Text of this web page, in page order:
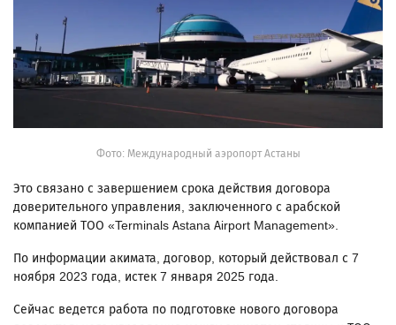
Фото: Международный аэропорт Астаны
Это связано с завершением срока действия договора
доверительного управления, заключенного с арабской
компанией ТОО «Terminals Astana Airport Management».
По информации акимата, договор, который действовал с 7
ноября 2023 года, истек 7 января 2025 года.
Сейчас ведется работа по подготовке нового договора